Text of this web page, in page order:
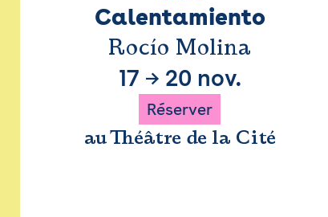
Calentamiento
Rocío Molina
17 → 20 nov.
Réserver
au Théâtre de la Cité